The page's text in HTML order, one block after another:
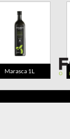
Marasca 1L